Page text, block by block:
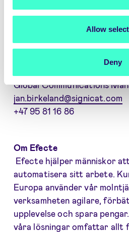
Allow
Deny
Santeri Jussila
santeri.jussila@efecte.com
+358 50 487 1915
Global Communications
jan.birkeland@signicat.com
+47 95 81 16 86
Om Efecte
Efecte hjälper människor
automatisera sitt arbete.
Europa använder vår
verksamheten agilare,
upplevelse och spara
våra lösningar omfattar allt